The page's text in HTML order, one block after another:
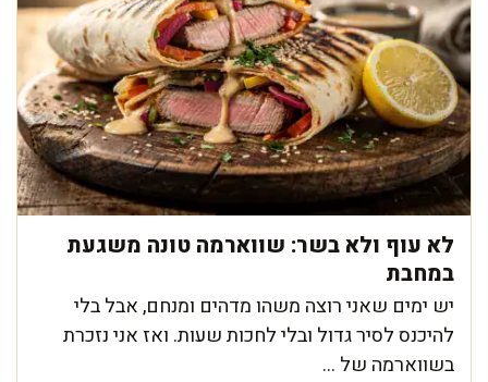
לא עוף ולא בשר: שווארמה טונה משגעת
במחבת
יש ימים שאני רוצה משהו מדהים ומנחם, אבל בלי
להיכנס לסיר גדול ובלי לחכות שעות. ואז אני נזכרת
בשווארמה של ...